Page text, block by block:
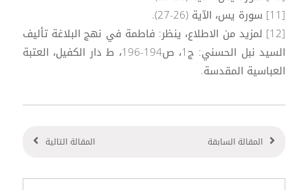
[11] سورة يس، الآية (26-27).
[12] لمزيد من الاطلاع، ينظر: فاطمة في نهج البلاغة تأليف
السيد نبل الحسني: ج1، ص194-196، ط دار الكفيل، العتبة
العباسية المقدسة.
المقالة السابقة المقالة التالية